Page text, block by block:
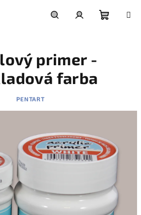
primer -
farba
PENTART